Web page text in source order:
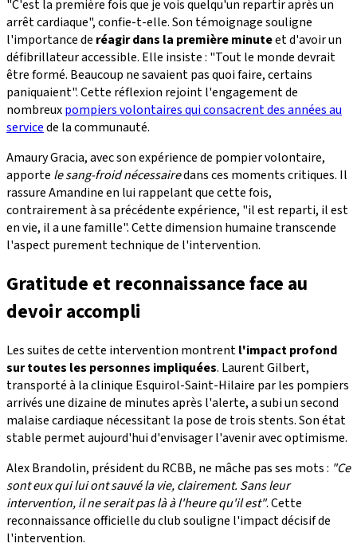
"C'est la première fois que je vois quelqu'un repartir après un
arrêt cardiaque", confie-t-elle. Son témoignage souligne
l'importance de réagir dans la première minuteet d'avoir un
défibrillateur accessible. Elle insiste : "Tout le monde devrait
être formé. Beaucoup ne savaient pas quoi faire, certains
paniquaient". Cette réflexion rejoint l'engagement de
nombreuxpompiers volontaires qui consacrent des années au
servicede la communauté.
Amaury Gracia, avec son expérience de pompier volontaire,
apporte le sang-froid nécessairedans ces moments critiques. Il
rassure Amandine en lui rappelant que cette fois,
contrairement à sa précédente expérience, "il est reparti, il est
en vie, il a une famille". Cette dimension humaine transcende
l'aspect purement technique de l'intervention.
Gratitude et reconnaissance face au
devoir accompli
Les suites de cette intervention montrentl'impact profond
sur toutes les personnes impliquées. Laurent Gilbert,
transporté à la clinique Esquirol-Saint-Hilaire par les pompiers
arrivés une dizaine de minutes après l'alerte, a subi un second
malaise cardiaque nécessitant la pose de trois stents. Son état
stable permet aujourd'hui d'envisager l'avenir avec optimisme.
Alex Brandolin, président du RCBB, ne mâche pas ses mots : "Ce
sont eux qui lui ont sauvé la vie, clairement. Sans leur
intervention, il ne serait pas là à l'heure qu'il est". Cette
reconnaissance officielle du club souligne l'impact décisif de
l'intervention.